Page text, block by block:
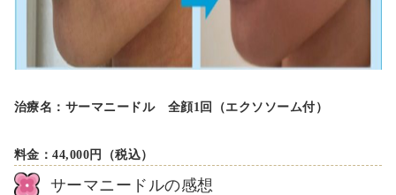
治療名：サーマニードル 全顔1回（エクソソーム付）
料金：44,000円（税込）
サーマニードルの感想